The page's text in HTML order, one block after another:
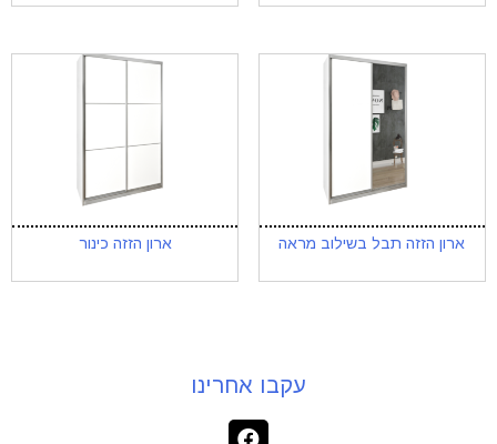
ארון הזזה תבל בשילוב מראה ארון הזזה כינור
עקבו אחרינו